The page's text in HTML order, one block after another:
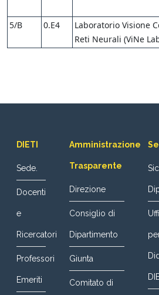
5/B
0.E4
Laboratorio Visione
Reti Neurali (ViNe
DIETI
Sede.
Docenti
e
Ricercatori
Professori
Emeriti
Amministrazione
Trasparente
Direzione
Consiglio di
Dipartimento
Giunta
Comitato di